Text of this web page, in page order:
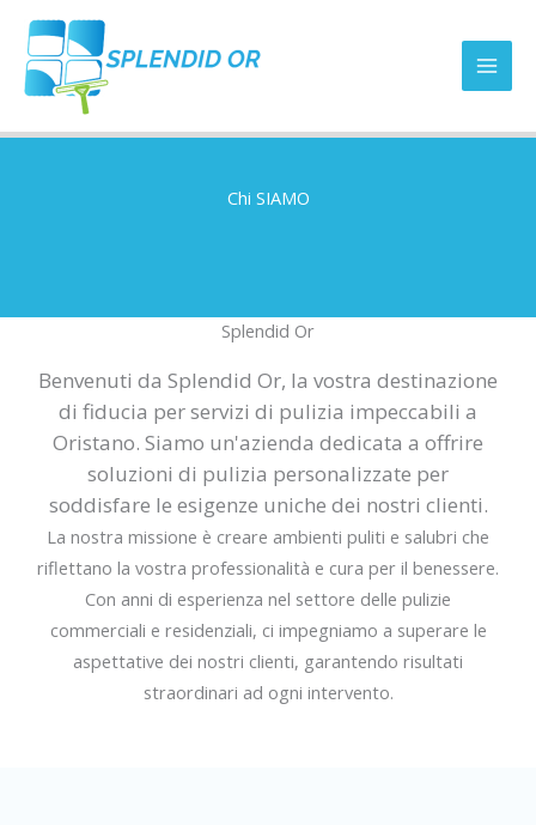
contenuto
Chi SIAMO
Splendid Or
Benvenuti da Splendid Or, la vostra destinazione
di fiducia per servizi di pulizia impeccabili a
Oristano. Siamo un'azienda dedicata a offrire
soluzioni di pulizia personalizzate per
soddisfare le esigenze uniche dei nostri clienti.
La nostra missione è creare ambienti puliti e salubri che
riflettano la vostra professionalità e cura per il benessere.
Con anni di esperienza nel settore delle pulizie
commerciali e residenziali, ci impegniamo a superare le
aspettative dei nostri clienti, garantendo risultati
straordinari ad ogni intervento.